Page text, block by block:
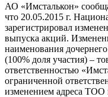
АО «Имсталькон»
что 20.05.2015 г.
зарегистрировал
выпуска акций.
наименования
(100% доля участия) –
ответственностью
ограниченной
изменением адреса ТОО